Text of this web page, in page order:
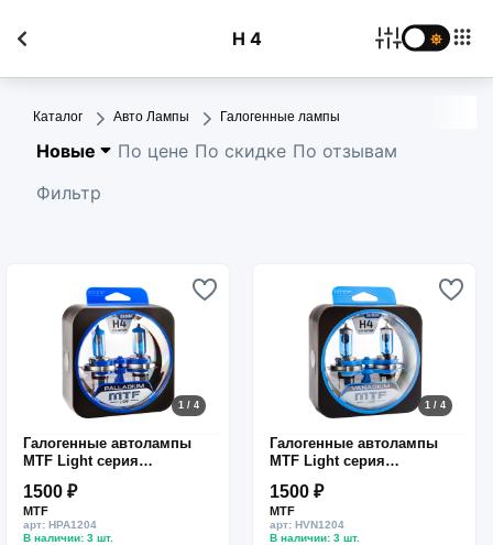
H 4
Каталог Авто Лампы Галогенные лампы
Новые По цене По скидке По отзывам
Фильтр
1 / 4
Галогенные автолампы
MTF Light серия
60/55W, комп.
1500 ₽
MTF
арт: HPA1204
В наличии: 3 шт.
1 / 4
Галогенные автолампы
MTF Light серия
60/55W, комп.
1500 ₽
MTF
арт: HVN1204
В наличии: 3 шт.